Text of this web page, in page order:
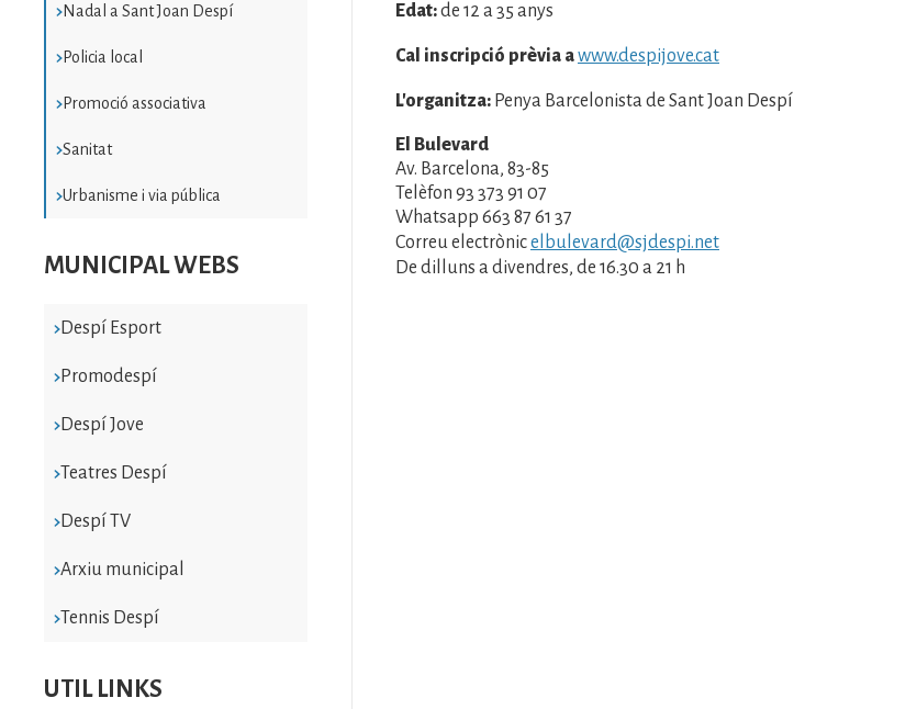
Nadal a Sant Joan Despí
Policia local
Promoció associativa
Sanitat
Urbanisme i via pública
MUNICIPAL WEBS
Despí Esport
Promodespí
Despí Jove
Teatres Despí
Despí TV
Arxiu municipal
Tennis Despí
UTIL LINKS
Edat:de 12 a 35 anys
Cal inscripció prèvia awww.despijove.cat
L'organitza: Penya Barcelonista de Sant Joan Despí
El Bulevard
Av. Barcelona, 83-85
Telèfon 93 373 91 07
Whatsapp 663 87 61 37
Correu electrònicelbulevard@sjdespi.net
De dilluns a divendres, de 16.30 a 21 h